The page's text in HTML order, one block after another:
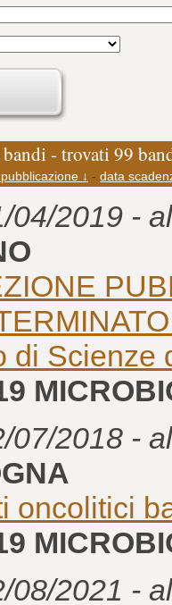
- trovati 99
↓ - data
04/2019 -
di Scienze
07/2018 -
oncolitici
08/2021 -